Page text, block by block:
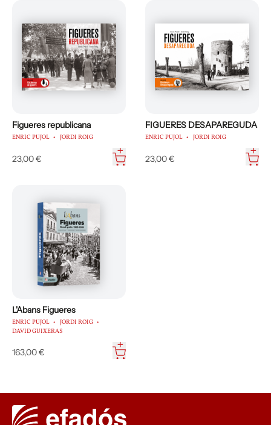
Figueres republicana
ENRIC PUJOL JORDI ROIG
23,00 €
FIGUERES DESAPAREGUDA
ENRIC PUJOL JORDI ROIG
23,00 €
L'Abans Figueres
ENRIC PUJOL
JORDI ROIG
DAVID GUIXERAS
163,00 €